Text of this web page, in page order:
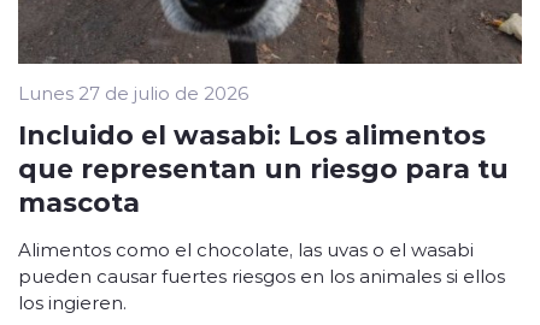
Lunes 27 de julio de 2026
Incluido el wasabi: Los alimentos
que representan un riesgo para tu
mascota
Alimentos como el chocolate, las uvas o el wasabi
pueden causar fuertes riesgos en los animales si ellos
los ingieren.